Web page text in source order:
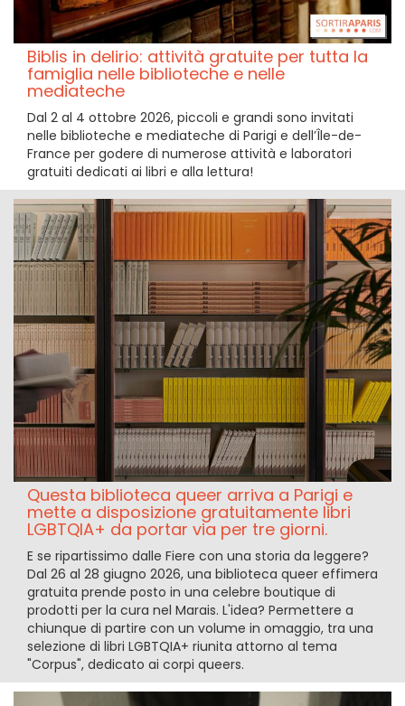
Biblis in delirio: attività gratuite per tutta la
famiglia nelle biblioteche e nelle
mediateche
Dal 2 al 4 ottobre 2026, piccoli e grandi sono invitati
nelle biblioteche e mediateche di Parigi e dell’Île-de-
France per godere di numerose attività e laboratori
gratuiti dedicati ai libri e alla lettura!
Questa biblioteca queer arriva a Parigi e
mette a disposizione gratuitamente libri
LGBTQIA+ da portar via per tre giorni.
E se ripartissimo dalle Fiere con una storia da leggere?
Dal 26 al 28 giugno 2026, una biblioteca queer effimera
gratuita prende posto in una celebre boutique di
prodotti per la cura nel Marais. L'idea? Permettere a
chiunque di partire con un volume in omaggio, tra una
selezione di libri LGBTQIA+ riunita attorno al tema
"Corpus", dedicato ai corpi queers.